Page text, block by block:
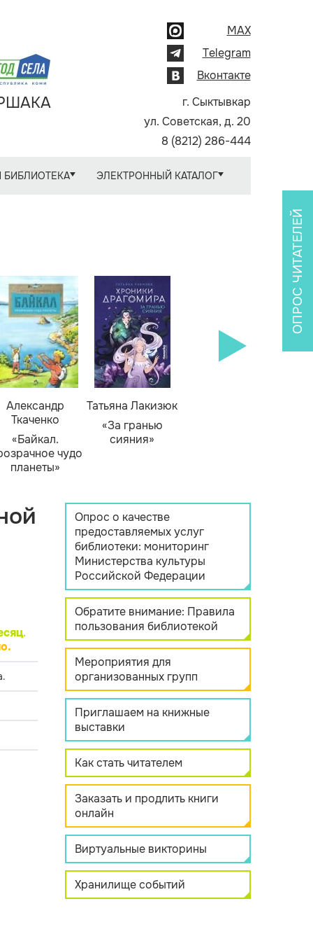
MAX
Telegram
Вконтакте
г. Сыктывкар
ул. Советская, д. 20
8 (8212) 286-444
БИБЛИОТЕКА ЭЛЕКТРОННЫЙ КАТАЛОГ
Александр
Ткаченко
«Байкал.
чудо
планеты»
Татьяна Лакизюк
«За гранью
сияния»
.
ОПРОС ЧИТАТЕЛЕЙ
Опрос о качестве
предоставляемых услуг
библиотеки: мониторинг
Министерства культуры
Российской Федерации
Обратите внимание: Правила
пользования библиотекой
Мероприятия для
организованных групп
Приглашаем на книжные
выставки
Как стать читателем
Заказать и продлить книги
онлайн
Виртуальные викторины
Хранилище событий